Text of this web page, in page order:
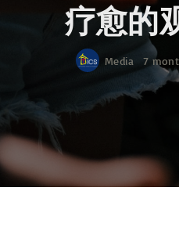
疗愈的
Media 7